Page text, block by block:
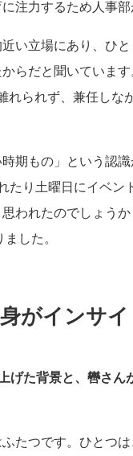
注力するため人事部
い立場にあり、ひと
らだと聞いていま
られず、兼任しな
期もの」という認
り土曜日にイベン
われたのでしょう
した。
がインサ
た背景と、轡さん
たつです。ひとつ